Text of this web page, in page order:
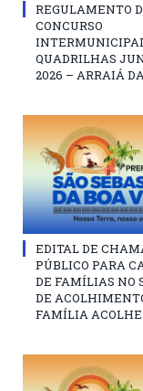
REGULAMENTO
CONCURSO
QUADRILHAS
2026 – ARRAIÁ
EDITAL DE
PÚBLICO PARA
DE FAMÍLIAS NO
DE
FAMÍLIA